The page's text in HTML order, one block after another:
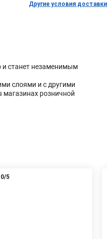
Другие условия доставки
и станет незаменимым
слоями и с другими
магазинах розничной
0/5